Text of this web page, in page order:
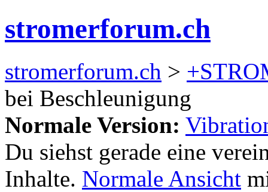
stromerforum.ch
stromerforum.ch >
bei Beschleunigung
Normale Version:
Du siehst gerade eine
Inhalte. Normale Ansicht